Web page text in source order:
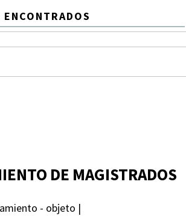
DE MAGISTRADOS
- objeto |